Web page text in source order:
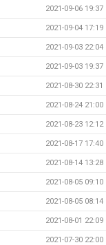
2021-09-06 19:37
2021-09-04 17:19
2021-09-03 22:04
2021-09-03 19:37
2021-08-30 22:31
2021-08-24 21:00
2021-08-23 12:12
2021-08-17 17:40
2021-08-14 13:28
2021-08-05 09:10
2021-08-05 08:14
2021-08-01 22:09
2021-07-30 22:00